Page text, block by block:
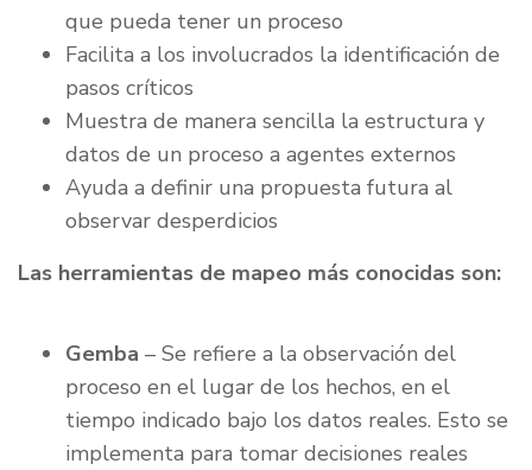
que pueda tener un proceso
Facilita a los involucrados la identificación de
pasos críticos
Muestra de manera sencilla la estructura y
datos de un proceso a agentes externos
Ayuda a definir una propuesta futura al
observar desperdicios
Las herramientas de mapeo más conocidas son:
Gemba – Se refiere a la observación del
proceso en el lugar de los hechos, en el
tiempo indicado bajo los datos reales. Esto se
implementa para tomar decisiones reales